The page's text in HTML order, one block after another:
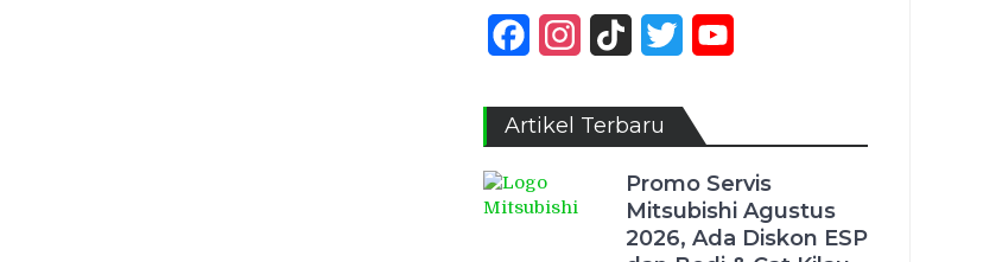
FacebookInstagram
TikTok Twitter
Artikel Terbaru
Promo Servis
Mitsubishi Agustus
2026, Ada Diskon ESP